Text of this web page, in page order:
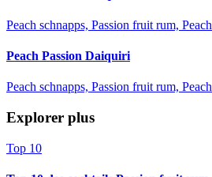
Peach schnapps, Passion fruit rum, Peach
Peach Passion Daiquiri
Peach schnapps, Passion fruit rum, Peach
Explorer plus
Top 10